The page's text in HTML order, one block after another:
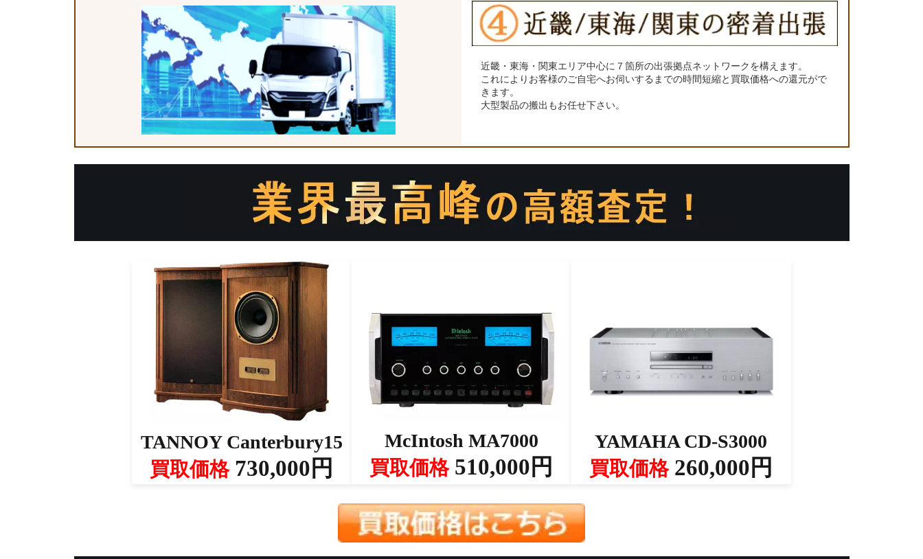
近畿・東海・関東エリア中心に７箇所の出張拠点ネットワークを構えます。
これによりお客様のご自宅へお伺いするまでの時間短縮と買取価格への還元がで
きます。
大型製品の搬出もお任せ下さい。
TANNOY Canterbury15
買取価格730,000円
McIntosh MA7000
買取価格510,000円
YAMAHA CD-S3000
買取価格260,000円